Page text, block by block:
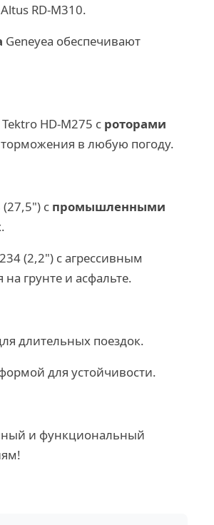
RD-M310.
Geneyea обеспечивают
Tektro HD-M275 с роторами
торможения в любую погоду.
(27,5") с промышленными
(2,2") с агрессивным
грунте и асфальте.
длительных поездок.
для устойчивости.
и функциональный